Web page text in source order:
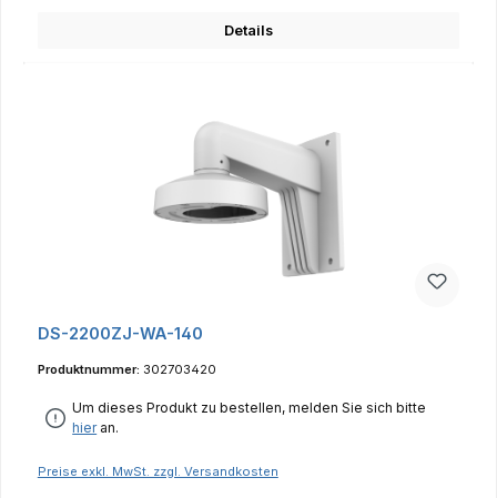
Details
DS-2200ZJ-WA-140
Produktnummer: 302703420
Um dieses Produkt zu bestellen, melden Sie sich bitte
hieran.
Preise exkl. MwSt. zzgl. Versandkosten